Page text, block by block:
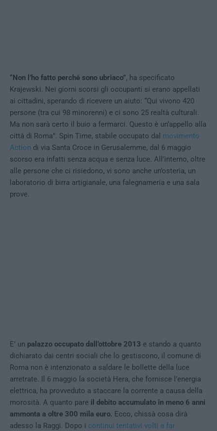
“Non l’ho fatto perché sono ubriaco”, ha specificato
Krajewski. Nei giorni scorsi gli occupanti si erano appellati
ai cittadini, sperando di ricevere un aiuto: “Qui vivono 420
persone (tra cui 98 minorenni) e ci sono 25 realtà culturali.
Ma non sarà certo il buio a fermarci. Questo è un’appello alla
città di Roma”. Spin Time, stabile occupato dal movimento
Action di via Santa Croce in Gerusalemme, dal 6 maggio
scorso era infatti senza acqua e senza luce. All’interno, oltre
alle persone che ci risiedono, vi sono anche un’osteria, un
laboratorio di birra artigianale, una falegnameria e una sala
prove.
E’ un palazzo occupato dall’ottobre 2013 e stando a quanto
dichiarato dai centri sociali che lo gestiscono, il comune di
Roma non è intenzionato a saldare le bollette della luce
arretrate. Il 6 maggio la società Hera, che fornisce l’energia
elettrica, ha provveduto a staccare la corrente a causa della
morosità. A quanto pare il debito accumulato in meno 6 anni
ammonta a oltre 300 mila euro. Ecco, chissà cosa dirà
adesso la Raggi. Dopo i continui tentativi volti a far